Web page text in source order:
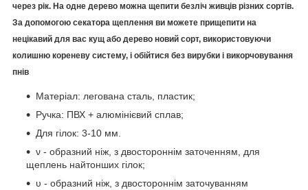
через рік. На одне дерево можна щепити безліч живців різних сортів.
За допомогою секатора щеплення ви можете прищепити на
нецікавий для вас кущ або дерево новий сорт, використовуючи
колишню кореневу систему, і обійтися без вирубки і викорчовування
пнів
Матеріал: легована сталь, пластик;
Ручка: ПВХ + алюмінієвий сплав;
Для гілок: 3-10 мм.
ν - образний ніж, з двостороннім заточенням, для
щеплень найтонших гілок;
υ - образний ніж, з двостороннім заточуванням